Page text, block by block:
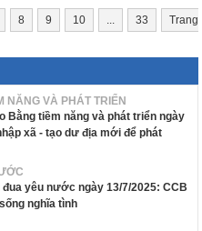
8 9 10 ... 33
Trang
NĂNG VÀ PHÁT TRIỂN
Bằng tiềm năng và phát triển ngày
xã - tạo dư địa mới để phát
đua yêu nước ngày 13/7/2025: CCB
nghĩa tình